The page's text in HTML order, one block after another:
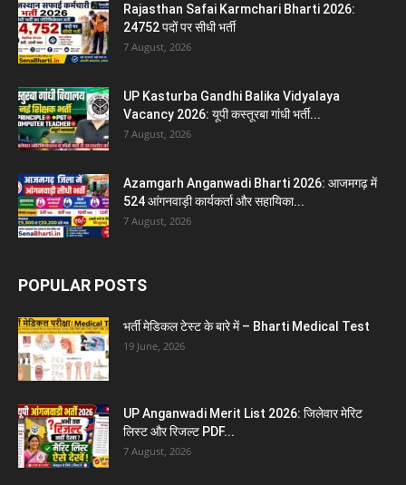
Rajasthan Safai Karmchari Bharti 2026:
24752 पदों पर सीधी भर्ती
7 August, 2026
UP Kasturba Gandhi Balika Vidyalaya
Vacancy 2026: यूपी कस्तूरबा गांधी भर्ती...
7 August, 2026
Azamgarh Anganwadi Bharti 2026: आजमगढ़ में
524 आंगनवाड़ी कार्यकर्ता और सहायिका...
7 August, 2026
POPULAR POSTS
भर्ती मेडिकल टेस्ट के बारे में – Bharti Medical Test
19 June, 2026
UP Anganwadi Merit List 2026: जिलेवार मेरिट
लिस्ट और रिजल्ट PDF...
7 August, 2026